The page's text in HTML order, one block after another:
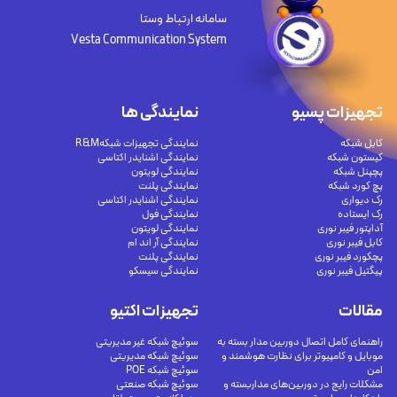
سامانه ارتباط وستا
Vesta Communication System
تجهیزات پسیو
کابل شبکه
کیستون شبکه
پچپنل شبکه
پچ کورد شبکه
رک دیواری
رک ایستاده
آداپتور فیبر نوری
کابل فیبر نوری
پچکورد فیبر نوری
پیگتیل فیبر نوری
تجهیزات اکتیو
سوئیچ شبکه غیر مدیریتی
سوئیچ شبکه مدیریتی
سوئیچ شبکه POE
سوئیچ شبکه صنعتی
نمایندگی ها
نمایندگی تجهیزات شبکهR&M
نمایندگی اشنایدر اکتاسی
نمایندگی لویتون
نمایندگی پلنت
نمایندگی اشنایدر اکتاسی
نمایندگی فول
نمایندگی لویتون
نمایندگی آر اند ام
نمایندگی پلنت
نمایندگی سیسکو
مقالات
راهنمای کامل اتصال دوربین مدار بسته به
موبایل و کامپیوتر برای نظارت هوشمند و
امن
مشکلات رایج در دوربین‌های مداربسته و